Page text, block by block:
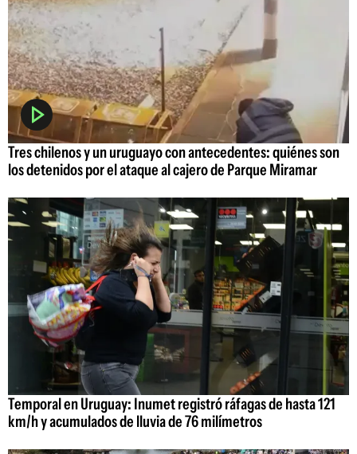
Tres chilenos y un uruguayo con antecedentes: quiénes son
los detenidos por el ataque al cajero de Parque Miramar
Temporal en Uruguay: Inumet registró ráfagas de hasta 121
km/h y acumulados de lluvia de 76 milímetros